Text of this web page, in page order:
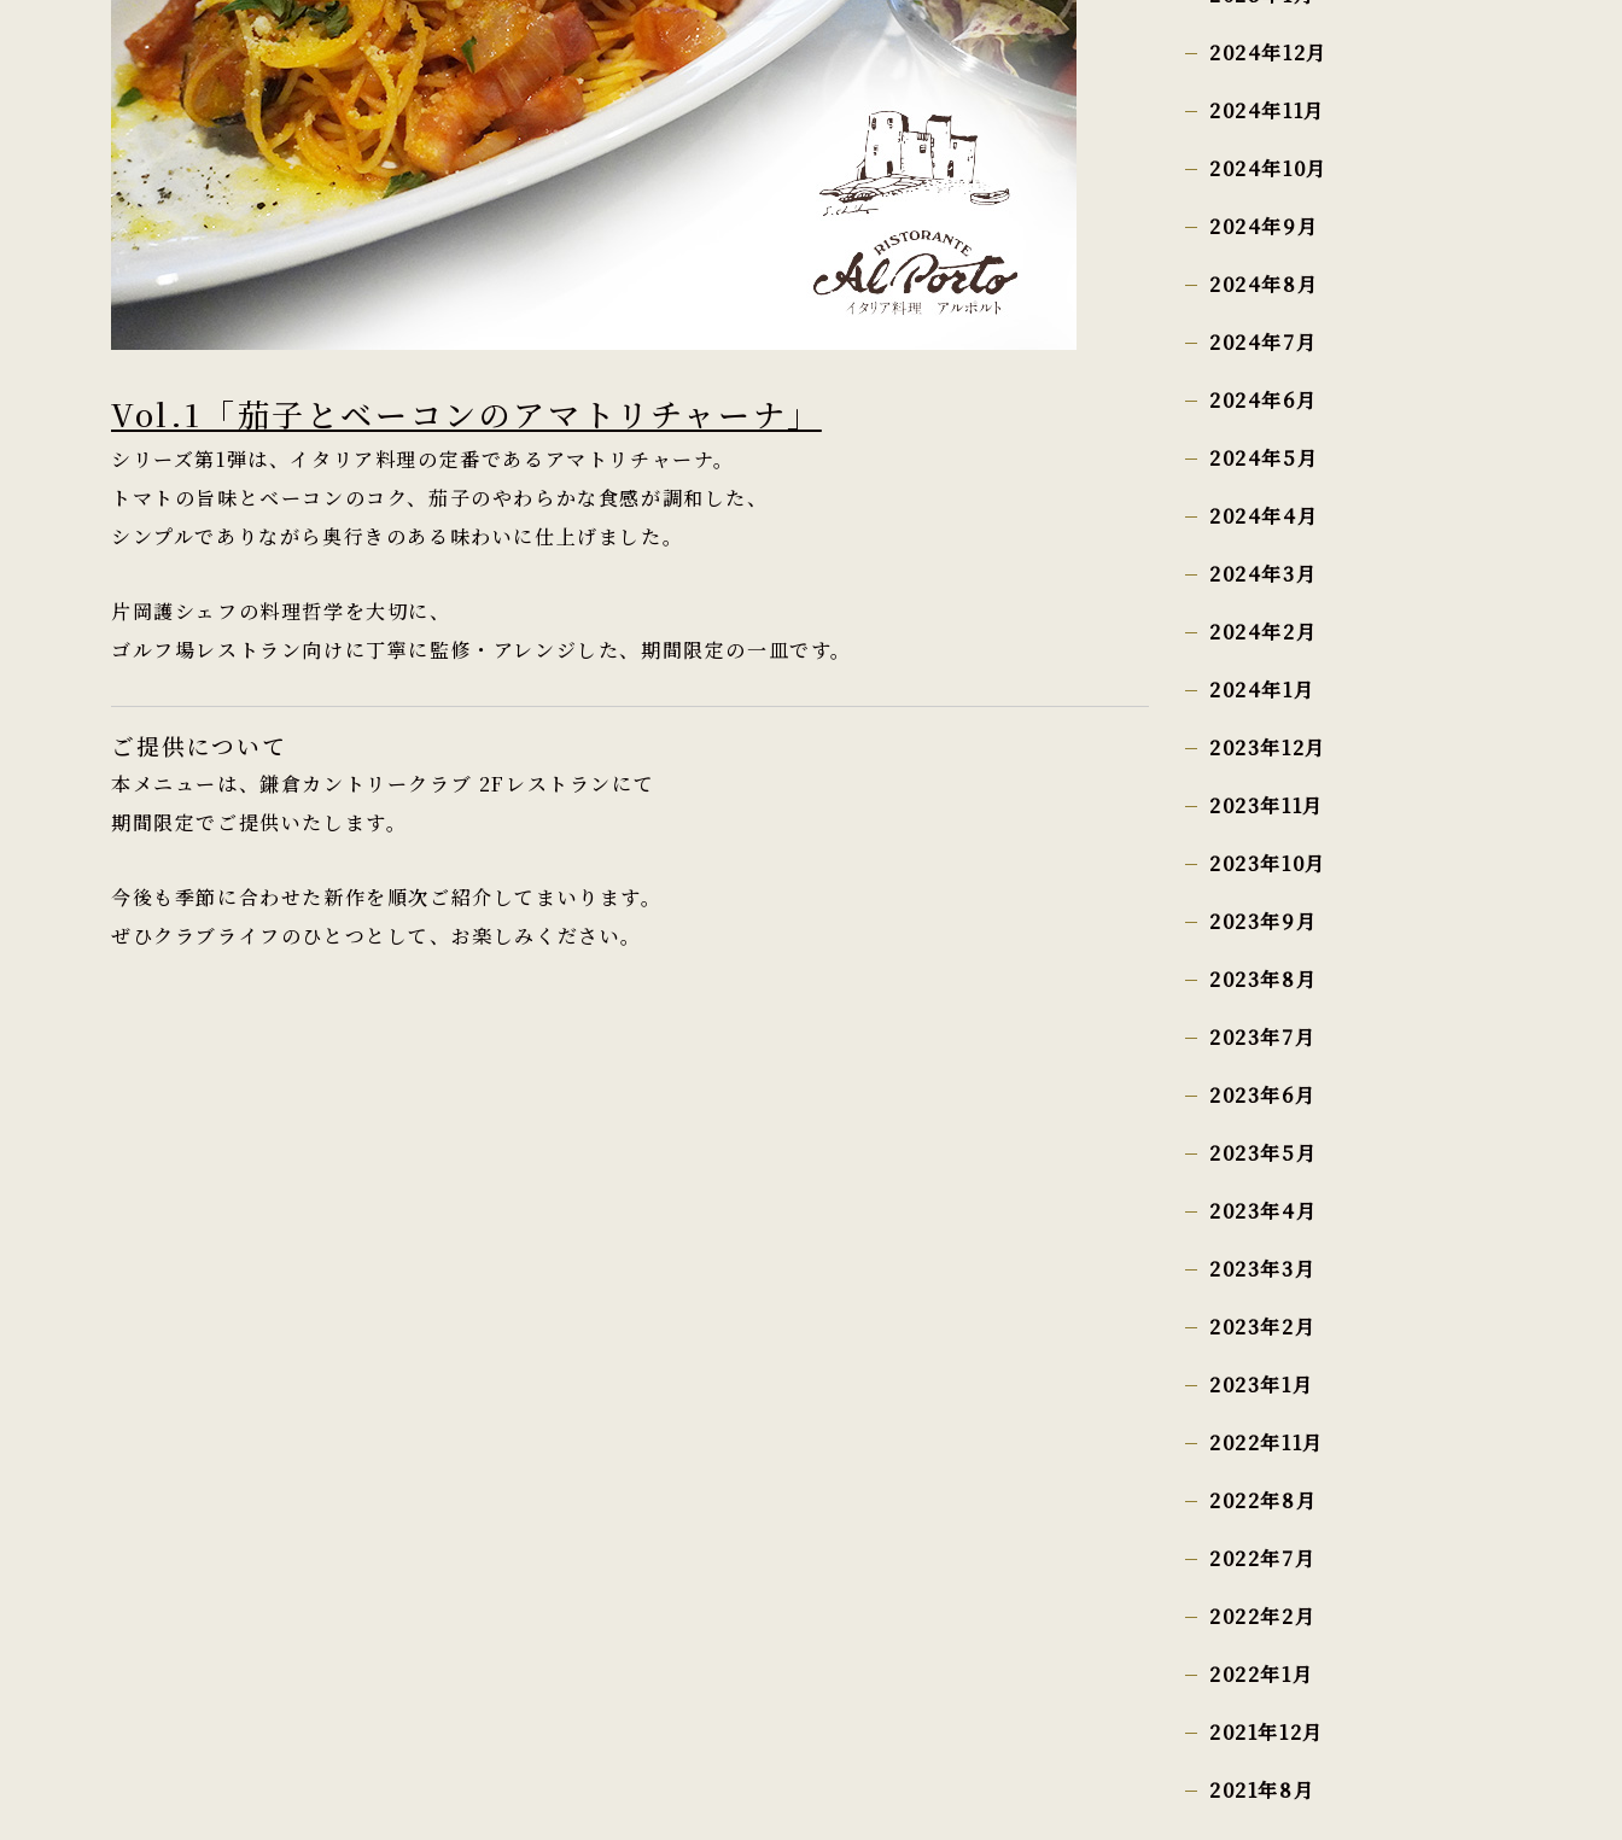
Vol.1「茄子とベーコンのアマトリチャーナ」
シリーズ第1弾は、イタリア料理の定番であるアマトリチャーナ。
トマトの旨味とベーコンのコク、茄子のやわらかな食感が調和した、
シンプルでありながら奥行きのある味わいに仕上げました。
片岡護シェフの料理哲学を大切に、
ゴルフ場レストラン向けに丁寧に監修・アレンジした、期間限定の一皿です。
ご提供について
本メニューは、鎌倉カントリークラブ 2Fレストランにて
期間限定でご提供いたします。
今後も季節に合わせた新作を順次ご紹介してまいります。
ぜひクラブライフのひとつとして、お楽しみください。
2024年12月
2024年11月
2024年10月
2024年9月
2024年8月
2024年7月
2024年6月
2024年5月
2024年4月
2024年3月
2024年2月
2024年1月
2023年12月
2023年11月
2023年10月
2023年9月
2023年8月
2023年7月
2023年6月
2023年5月
2023年4月
2023年3月
2023年2月
2023年1月
2022年11月
2022年8月
2022年7月
2022年2月
2022年1月
2021年12月
2021年8月